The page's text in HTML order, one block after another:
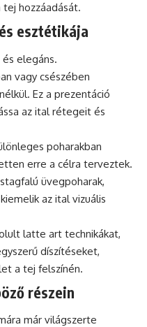
hozzáadását.
esztétikája
elegáns.
vagy csészében
Ez a prezentáció
az ital rétegeit és
poharakban
erre a célra terveztek.
üvegpoharak,
az ital vizuális
latte art technikákat,
díszítéseket,
a tej felszínén.
részein
már világszerte